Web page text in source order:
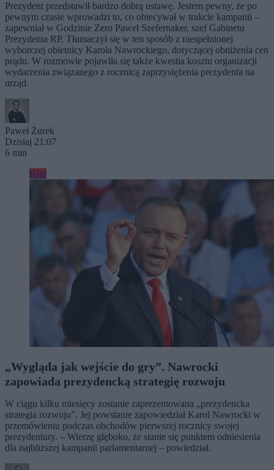
Prezydent przedstawił bardzo dobrą ustawę. Jestem pewny, że po
pewnym czasie wprowadzi to, co obiecywał w trakcie kampanii –
zapewniał w Godzinie Zero Paweł Szefernaker, szef Gabinetu
Prezydenta RP. Tłumaczył się w ten sposób z niespełnionej
wyborczej obietnicy Karola Nawrockiego, dotyczącej obniżenia cen
prądu. W rozmowie pojawiła się także kwestia kosztu organizacji
wydarzenia związanego z rocznicą zaprzysiężenia prezydenta na
urząd.
Paweł Żurek
Dzisiaj 21:07
6 min
Kraj
„Wygląda jak wejście do gry”. Nawrocki
zapowiada prezydencką strategię rozwoju
W ciągu kilku miesięcy zostanie zaprezentowana „prezydencka
strategia rozwoju”. Jej powstanie zapowiedział Karol Nawrocki w
przemówieniu podczas obchodów pierwszej rocznicy swojej
prezydentury. – Wierzę głęboko, że stanie się punktem odniesienia
dla najbliższej kampanii parlamentarnej – powiedział.